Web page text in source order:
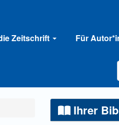
Zeitschrift Für
Ihrer